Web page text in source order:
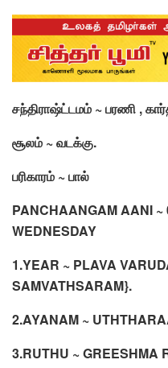
சந்திராஷ்ட்டமம் ~ பரணி ,
சூலம் ~ வடக்கு.
பரிகாரம் ~ பால்
PANCHAANGAM AANI ~
WEDNESDAY
1.YEAR ~ PLAVA
SAMVATHSARAM}.
2.AYANAM ~
3.RUTHU ~ GREESHMA